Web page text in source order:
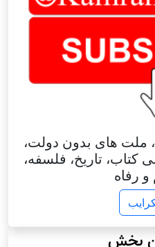
ملت های بدون دولت،
کتاب، تاریخ، فلسفه،
و رفاه
بخش